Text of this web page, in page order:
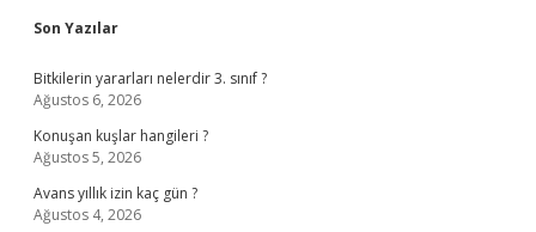
Sidebar
Son Yazılar
Bitkilerin yararları nelerdir 3. sınıf ?
Ağustos 6, 2026
Konuşan kuşlar hangileri ?
Ağustos 5, 2026
Avans yıllık izin kaç gün ?
Ağustos 4, 2026